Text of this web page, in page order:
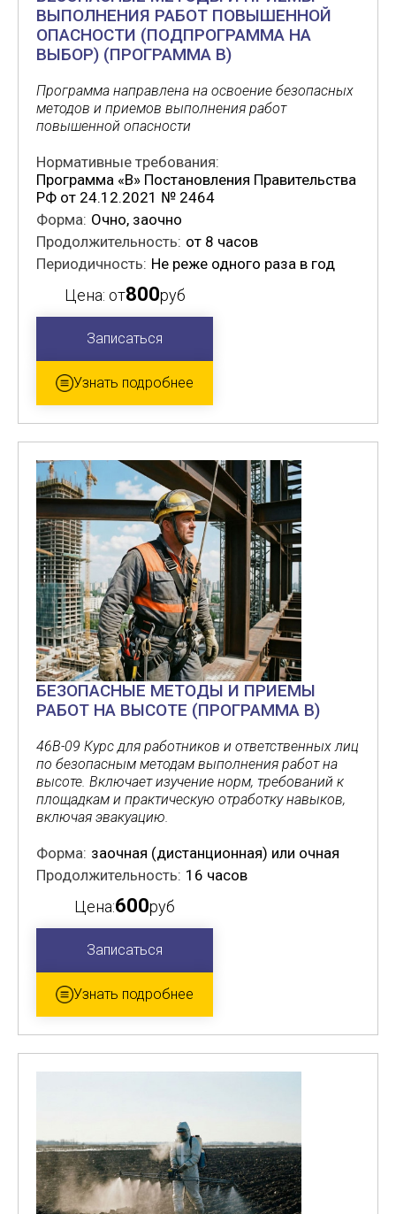
ВЫПОЛНЕНИЯ РАБОТ ПОВЫШЕННОЙ
ОПАСНОСТИ (ПОДПРОГРАММА НА
ВЫБОР) (ПРОГРАММА В)
Программа направлена на освоение безопасных
методов и приемов выполнения работ
повышенной опасности
Нормативные требования:
Программа «В» Постановления Правительства
РФ от 24.12.2021 № 2464
Форма: Очно, заочно
Продолжительность: от 8 часов
Периодичность: Не реже одного раза в год
Цена: от800руб
Записаться
Узнать подробнее
БЕЗОПАСНЫЕ МЕТОДЫ И ПРИЕМЫ
РАБОТ НА ВЫСОТЕ (ПРОГРАММА В)
46В-09 Курс для работников и ответственных лиц
по безопасным методам выполнения работ на
высоте. Включает изучение норм, требований к
площадкам и практическую отработку навыков,
включая эвакуацию.
Форма: заочная (дистанционная) или очная
Продолжительность: 16 часов
Цена:600руб
Записаться
Узнать подробнее